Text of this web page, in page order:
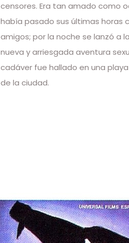
censores. Era tan amado como
había pasado sus últimas horas
amigos; por la noche se lanzó a
nueva y arriesgada aventura
cadáver fue hallado en una
de la ciudad.